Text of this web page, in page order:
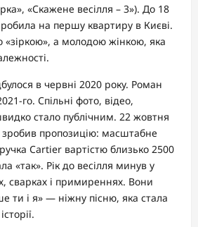
«Скажене весілля – 3»). До 18
на першу квартиру в Києві.
«зіркою», а молодою жінкою, яка
в червні 2020 року. Роман
го. Спільні фото, відео,
стало публічним. 22 жовтня
пропозицію: масштабне
Cartier вартістю близько 2500
«так». Рік до весілля минув у
сварках і примиреннях. Вони
ти і я» — ніжну пісню, яка стала